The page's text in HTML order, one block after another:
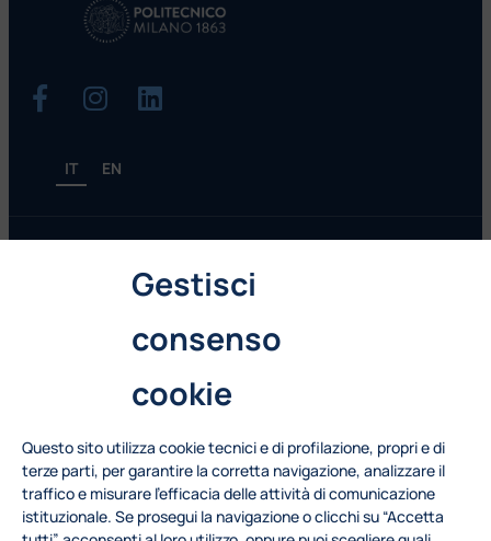
Gestisci
consenso
cookie
Questo sito utilizza cookie tecnici e di profilazione, propri e di
terze parti, per garantire la corretta navigazione, analizzare il
traffico e misurare l’efficacia delle attività di comunicazione
istituzionale. Se prosegui la navigazione o clicchi su “Accetta
IT EN
Naviga il sito
Contattaci